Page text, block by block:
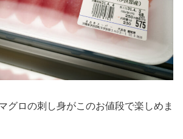
グロの刺し身がこのお値段で楽しめま